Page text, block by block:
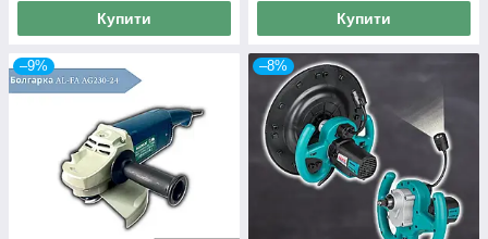
Купити Купити
–9% –8%